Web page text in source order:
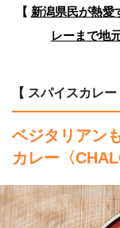
【 新潟県民が熱愛
レーまで地
【 スパイスカレー
ベジタリアン
カレー 〈